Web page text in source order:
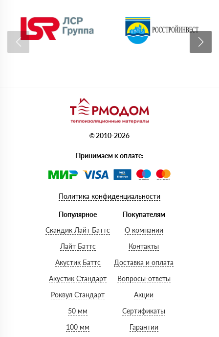
© 2010-2026
Принимаем к оплате:
Политика конфиденциальности
Популярное
Скандик Лайт Баттс
Лайт Баттс
Акустик Баттс
Акустик Стандарт
Роквул Стандарт
50 мм
100 мм
Покупателям
О компании
Контакты
Доставка и оплата
Вопросы-ответы
Акции
Сертификаты
Гарантии